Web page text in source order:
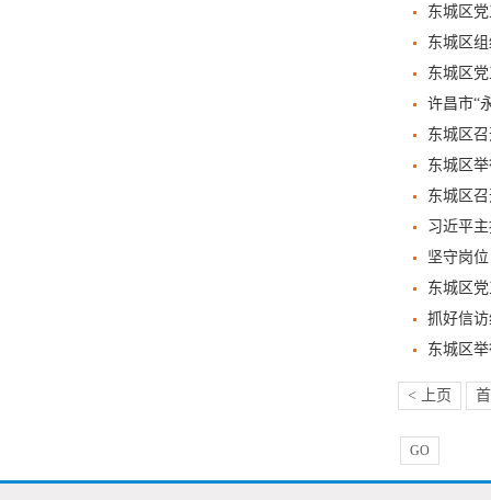
东城区
东城区
东城区
许昌市“
东城区
东城区
东城区
习近平
坚守岗
东城区
抓好信
东城区
< 上页
GO